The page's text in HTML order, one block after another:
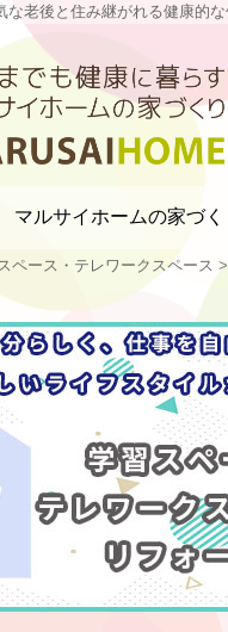
な老後と住み継がれる健康的
ーム
マルサイホームの家づく
ペース・テレワークスペース >